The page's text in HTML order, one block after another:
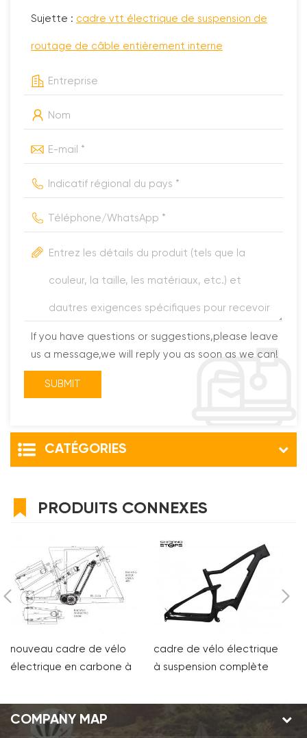
Sujette : cadre vtt électrique de suspension de
routage de câble entièrement interne
If you have questions or suggestions,please leave
us a message,we will reply you as soon as we can!
CATÉGORIES
PRODUITS CONNEXES
nouveau cadre de vélo
électrique en carbone à
bafang
cadre de vélo électrique
à suspension complète
shimano
COMPANY MAP